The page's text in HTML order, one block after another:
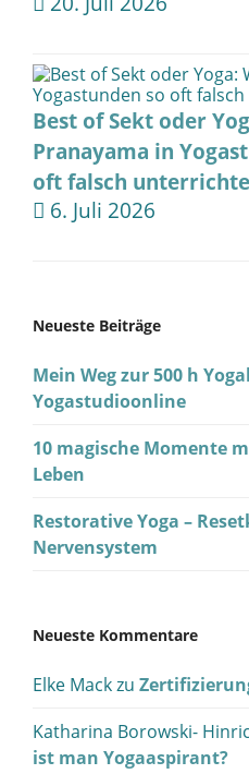
Best of Sekt oder
Pranayama in
oft falsch
6. Juli 2026
Neueste Beiträge
Mein Weg zur 500 h
Yogastudioonline
10 magische Momente
Leben
Restorative Yoga –
Nervensystem
Neueste Kommentare
Elke Mackzu
Katharina Borowski-
ist man Yogaaspirant?